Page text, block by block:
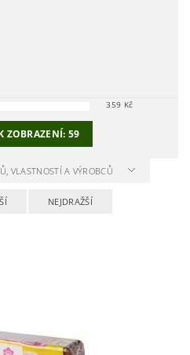
359 Kč
ZOBRAZENÍ:59
VLASTNOSTÍ A VÝROBCŮ
NEJDRAŽŠÍ